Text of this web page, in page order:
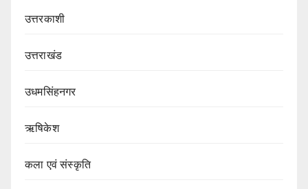
उत्तरकाशी
उत्तराखंड
उधमसिंहनगर
ऋषिकेश
कला एवं संस्कृति